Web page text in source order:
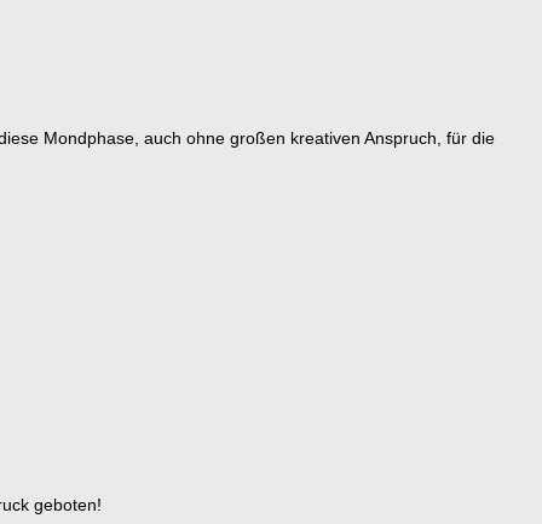
Mondphase, auch ohne großen kreativen Anspruch, für die
geboten!